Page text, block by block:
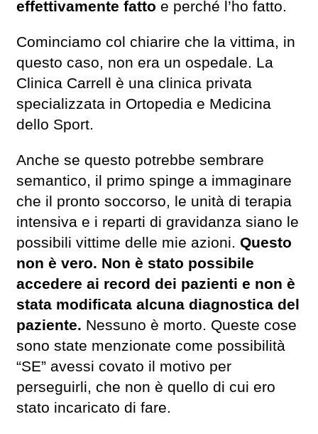
effettivamente fatto e perché l’ho fatto.
Cominciamo col chiarire che la vittima, in
questo caso, non era un ospedale. La
Clinica Carrell è una clinica privata
specializzata in Ortopedia e Medicina
dello Sport.
Anche se questo potrebbe sembrare
semantico, il primo spinge a immaginare
che il pronto soccorso, le unità di terapia
intensiva e i reparti di gravidanza siano le
possibili vittime delle mie azioni. Questo
non è vero. Non è stato possibile
accedere ai record dei pazienti e non è
stata modificata alcuna diagnostica del
paziente. Nessuno è morto. Queste cose
sono state menzionate come possibilità
“SE” avessi covato il motivo per
perseguirli, che non è quello di cui ero
stato incaricato di fare.